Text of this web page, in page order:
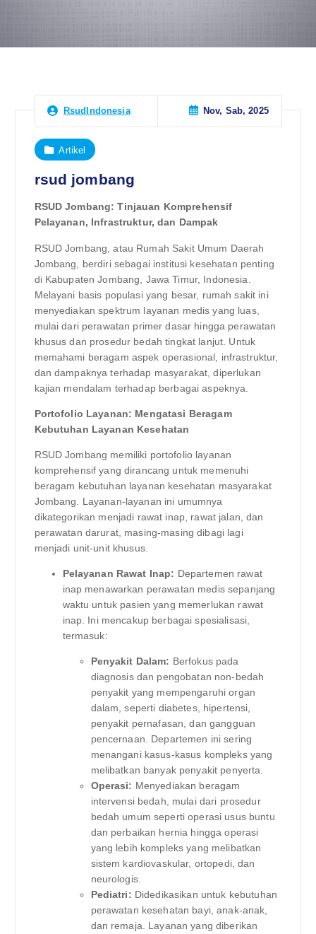
RsudIndonesia Nov, Sab, 2025
Artikel
rsud jombang
RSUD Jombang: Tinjauan Komprehensif
Pelayanan, Infrastruktur, dan Dampak
RSUD Jombang, atau Rumah Sakit Umum Daerah
Jombang, berdiri sebagai institusi kesehatan penting
di Kabupaten Jombang, Jawa Timur, Indonesia.
Melayani basis populasi yang besar, rumah sakit ini
menyediakan spektrum layanan medis yang luas,
mulai dari perawatan primer dasar hingga perawatan
khusus dan prosedur bedah tingkat lanjut. Untuk
memahami beragam aspek operasional, infrastruktur,
dan dampaknya terhadap masyarakat, diperlukan
kajian mendalam terhadap berbagai aspeknya.
Portofolio Layanan: Mengatasi Beragam
Kebutuhan Layanan Kesehatan
RSUD Jombang memiliki portofolio layanan
komprehensif yang dirancang untuk memenuhi
beragam kebutuhan layanan kesehatan masyarakat
Jombang. Layanan-layanan ini umumnya
dikategorikan menjadi rawat inap, rawat jalan, dan
perawatan darurat, masing-masing dibagi lagi
menjadi unit-unit khusus.
Pelayanan Rawat Inap: Departemen rawat
inap menawarkan perawatan medis sepanjang
waktu untuk pasien yang memerlukan rawat
inap. Ini mencakup berbagai spesialisasi,
termasuk:
Penyakit Dalam: Berfokus pada
diagnosis dan pengobatan non-bedah
penyakit yang mempengaruhi organ
dalam, seperti diabetes, hipertensi,
penyakit pernafasan, dan gangguan
pencernaan. Departemen ini sering
menangani kasus-kasus kompleks yang
melibatkan banyak penyakit penyerta.
Operasi: Menyediakan beragam
intervensi bedah, mulai dari prosedur
bedah umum seperti operasi usus buntu
dan perbaikan hernia hingga operasi
yang lebih kompleks yang melibatkan
sistem kardiovaskular, ortopedi, dan
neurologis.
Pediatri: Didedikasikan untuk kebutuhan
perawatan kesehatan bayi, anak-anak,
dan remaja. Layanan yang diberikan